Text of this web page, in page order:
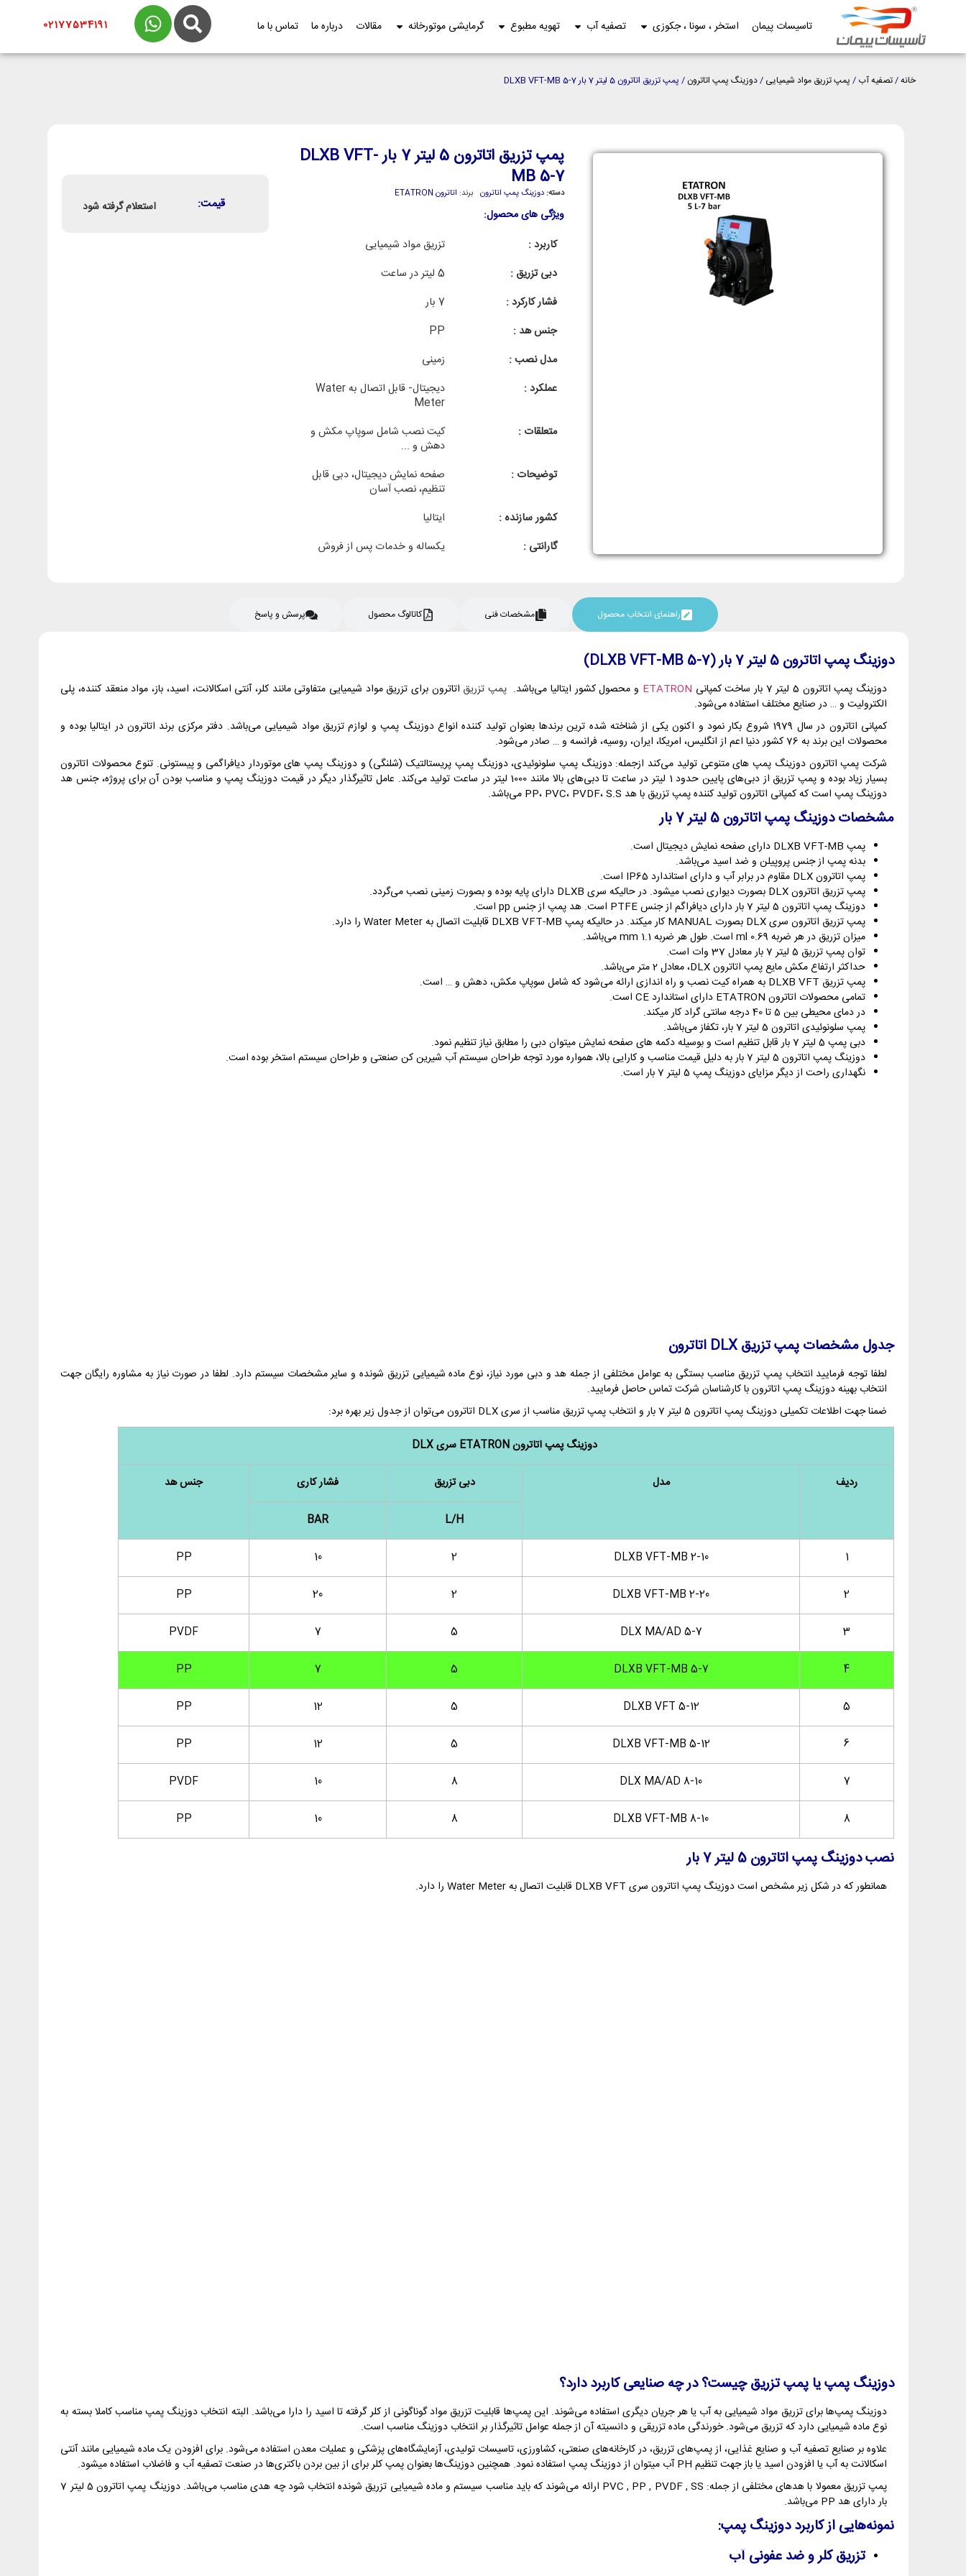
تاسیسات پیمان استخر ، سونا ، جکوزی تصفیه آب تهویه مطبوع گرمایشی موتورخانه مقالات درباره ما تماس با ما 02177534191
خانه/تصفیه آب / پمپ تزریق مواد شیمیایی /دوزینگ پمپ اتاترون / پمپ تزریق اتاترون 5 لیتر 7 بار DLXB VFT-MB 5-7
قیمت: استعلام گرفته شود
پمپ تزریق اتاترون 5 لیتر 7 بار DLXB VFT-
MB 5-7
دسته: دوزینگ پمپ اتاترون برند: اتاترون ETATRON
ویژگی های محصول:
کاربرد :
تزریق مواد شیمیایی
دبی تزریق :
5 لیتر در ساعت
فشار کارکرد :
7 بار
جنس هد :
PP
مدل نصب :
زمینی
عملکرد :
دیجیتال- قابل اتصال به Water
Meter
متعلقات :
کیت نصب شامل سوپاپ مکش و
دهش و ...
توضیحات :
صفحه نمایش دیجیتال، دبی قابل
تنظیم، نصب آسان
کشور سازنده :
ایتالیا
گارانتی :
یکساله و خدمات پس از فروش
راهنمای انتخاب محصول مشخصات فنی کاتالوگ محصول پرسش و پاسخ
دوزینگ پمپ اتاترون 5 لیتر 7 بار (DLXB VFT-MB 5-7)
دوزینگ پمپ اتاترون 5 لیتر 7 بار ساخت کمپانی ETATRON و محصول کشور ایتالیا می‌باشد. پمپ‌ تزریق اتاترون برای تزریق مواد شیمیایی متفاوتی مانند کلر، آنتی اسکالانت، اسید، باز، مواد منعقد کننده، پلی
الکترولیت و … در صنایع مختلف استفاده می‌شود.
کمپانی اتاترون در سال 1979 شروع بکار نمود و اکنون یکی از شناخته شده ترین برندها بعنوان تولید کننده انواع دوزینگ پمپ و لوازم تزریق مواد شیمیایی می‌باشد. دفتر مرکزی برند اتاترون در ایتالیا بوده و
محصولات این برند به 76 کشور دنیا اعم از انگلیس، امریکا، ایران، روسیه، فرانسه و … صادر می‌شود.
شرکت پمپ اتاترون دوزینگ پمپ های متنوعی تولید می‌کند ازجمله: دوزینگ پمپ سلونوئیدی، دوزینگ پمپ پریستالتیک (شلنگی) و دوزینگ پمپ های موتوردار دیافراگمی و پیستونی. تنوع محصولات اتاترون
بسیار زیاد بوده و پمپ تزریق از دبی‌های پایین حدود 1 لیتر در ساعت تا دبی‌های بالا مانند 1000 لیتر در ساعت تولید می‌کند. عامل تاثیرگذار دیگر در قیمت دوزینگ پمپ و مناسب بودن آن برای پروژه، جنس هد
دوزینگ پمپ است که کمپانی اتاترون تولید کننده پمپ تزریق با هد PP، PVC، PVDF، S.S می‌باشد.
مشخصات دوزینگ پمپ اتاترون 5 لیتر 7 بار
پمپ DLXB VFT-MB دارای صفحه نمایش دیجیتال است.
بدنه پمپ از جنس پروپیلن و ضد اسید می‌باشد.
پمپ اتاترون DLX مقاوم در برابر آب و دارای استاندارد IP65 است.
پمپ تزریق اتاترون DLX بصورت دیواری نصب میشود. در حالیکه سری DLXB دارای پایه بوده و بصورت زمینی نصب می‌گردد.
دوزینگ پمپ اتاترون 5 لیتر 7 بار دارای دیافراگم از جنس PTFE است. هد پمپ از جنس pp است.
پمپ تزریق اتاترون سری DLX بصورت MANUAL کار میکند. در حالیکه پمپ DLXB VFT-MB قابلیت اتصال به Water Meter را دارد.
میزان تزریق در هر ضربه 0.69 ml است. طول هر ضربه 1.1 mm می‌باشد.
توان پمپ تزریق 5 لیتر 7 بار معادل 37 وات است.
حداکثر ارتفاع مکش مایع پمپ اتاترون DLX، معادل 2 متر می‌باشد.
پمپ تزریق DLXB VFT به همراه کیت نصب و راه اندازی ارائه می‌شود که شامل سوپاپ مکش، دهش و … است.
تمامی محصولات اتاترون ETATRON دارای استاندارد CE است.
در دمای محیطی بین 5 تا 40 درجه سانتی گراد کار میکند.
پمپ سلونوئیدی اتاترون 5 لیتر 7 بار، تکفاز می‌باشد.
دبی پمپ 5 لیتر 7 بار قابل تنظیم است و بوسیله دکمه های صفحه نمایش میتوان دبی را مطابق نیاز تنظیم نمود.
دوزینگ پمپ اتاترون 5 لیتر 7 بار به دلیل قیمت مناسب و کارایی بالا، همواره مورد توجه طراحان سیستم آب شیرین کن صنعتی و طراحان سیستم استخر بوده است.
نگهداری راحت از دیگر مزایای دوزینگ پمپ 5 لیتر 7 بار است.
جدول مشخصات پمپ تزریق DLX اتاترون
لطفا توجه فرمایید انتخاب پمپ تزریق مناسب بستگی به عوامل مختلفی از جمله هد و دبی مورد نیاز، نوع ماده شیمیایی تزریق شونده و سایر مشخصات سیستم دارد. لطفا در صورت نیاز به مشاوره رایگان جهت
انتخاب بهینه دوزینگ پمپ اتاترون با کارشناسان شرکت تماس حاصل فرمایید.
ضمنا جهت اطلاعات تکمیلی دوزینگ پمپ اتاترون 5 لیتر 7 بار و انتخاب پمپ تزریق مناسب از سری DLX اتاترون می‌توان از جدول زیر بهره برد:
دوزینگ پمپ‌ اتاترون ETATRON سری DLX
ردیف مدل دبی تزریق فشار کاری جنس هد
L/H
BAR
1
DLXB VFT-MB 2-10
2
10
PP
2
DLXB VFT-MB 2-20
2
20
PP
3
DLX MA/AD 5-7
5
7
PVDF
4
DLXB VFT-MB 5-7
5
7
PP
5
DLXB VFT 5-12
5
12
PP
6
DLXB VFT-MB 5-12
5
12
PP
7
DLX MA/AD 8-10
8
10
PVDF
8
DLXB VFT-MB 8-10
8
10
PP
نصب دوزینگ پمپ اتاترون 5 لیتر 7 بار
همانطور که در شکل زیر مشخص است دوزینگ پمپ اتاترون سری DLXB VFT قابلیت اتصال به Water Meter را دارد.
دوزینگ پمپ یا پمپ تزریق چیست؟ در چه صنایعی کاربرد دارد؟
دوزینگ پمپ‌ها برای تزریق مواد شیمیایی به آب یا هر جریان دیگری استفاده می‌شوند. این پمپ‌ها قابلیت تزریق مواد گوناگونی از کلر گرفته تا اسید را دارا می‌باشد. البته انتخاب دوزینگ پمپ مناسب کاملا بسته به
نوع ماده شیمیایی دارد که تزریق می‌شود. خورندگی ماده تزریقی و دانسیته آن از جمله عوامل تاثیرگذار بر انتخاب دوزینگ مناسب است.
علاوه بر صنایع تصفیه آب و صنایع غذایی، از پمپ‌های تزریق، در کارخانه‌های صنعتی، کشاورزی، تاسیسات تولیدی، آزمایشگاه‌های پزشکی و عملیات معدن استفاده می‌شود. برای افزودن یک ماده شیمیایی مانند آنتی
اسکالانت به آب یا افزودن اسید یا باز جهت تنظیم PH آب میتوان از دوزینگ پمپ استفاده نمود. همچنین دوزینگ‌ها بعنوان پمپ کلر برای از بین بردن باکتری‌ها در صنعت تصفیه آب و فاضلاب استفاده میشود.
پمپ تزریق معمولا با هدهای مختلفی از جمله: PVC , PP , PVDF , SS ارائه می‌شوند که باید مناسب سیستم و ماده شیمیایی تزریق شونده انتخاب شود چه هدی مناسب می‌باشد. دوزینگ پمپ اتاترون 5 لیتر 7
بار دارای هد PP می‌باشد.
نمونه‌هایی از کاربرد دوزینگ پمپ:
تزریق کلر و ضد عفونی آب